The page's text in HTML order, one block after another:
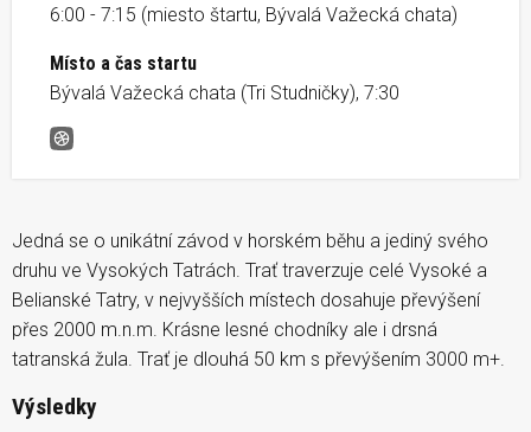
6:00 - 7:15 (miesto štartu, Bývalá Važecká chata)
Místo a čas startu
Bývalá Važecká chata (Tri Studničky), 7:30
Tatranská Šelma Ultra
Jedná se o unikátní závod v horském běhu a jediný svého
druhu ve Vysokých Tatrách. Trať traverzuje celé Vysoké a
Belianské Tatry, v nejvyšších místech dosahuje převýšení
přes 2000 m.n.m. Krásne lesné chodníky ale i drsná
tatranská žula. Trať je dlouhá 50 km s převýšením 3000 m+.
Výsledky